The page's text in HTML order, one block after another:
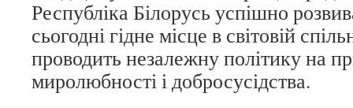
Республіка Білорусь успішно
сьогодні гідне місце в світовій
проводить незалежну політику на
миролюбності і добросусідства.